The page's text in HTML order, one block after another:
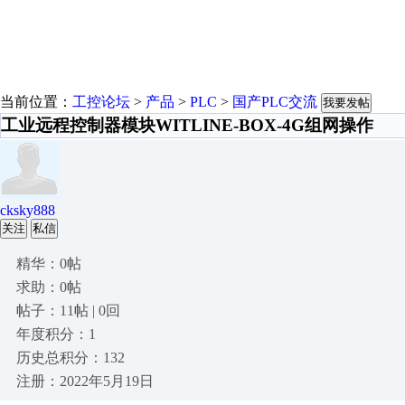
当前位置： 工控论坛 > 产品 > PLC > 国产PLC交流 我要发帖
工业远程控制器模块WITLINE-BOX-4G组网操作
cksky888
关注 私信
精华：0帖
求助：0帖
帖子：11帖 | 0回
年度积分：1
历史总积分：132
注册：2022年5月19日